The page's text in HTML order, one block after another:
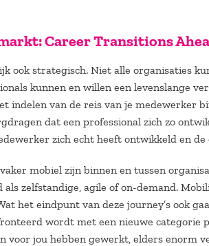
Career Transitions
ook strategisch. Niet alle organisaties
kunnen en willen een levenslange
indelen van de reis van je medewerker
dat een professional zich zo
zich echt heeft ontwikkeld en
mobiel zijn binnen en tussen
zelfstandige, agile of on-demand.
het eindpunt van deze journey’s ook
wordt met een nieuwe categorie
voor jou hebben gewerkt, elders enorm